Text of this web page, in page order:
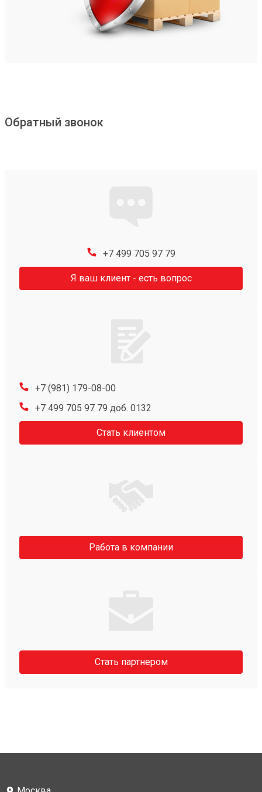
Обратный звонок
+7 499 705 97 79
Я ваш клиент - есть вопрос
+7 (981) 179-08-00
+7 499 705 97 79 доб. 0132
Стать клиентом
Работа в компании
Стать партнером